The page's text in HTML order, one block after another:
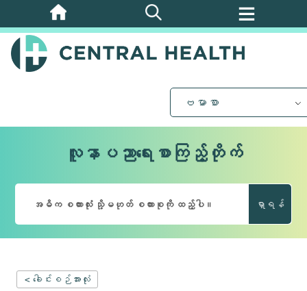
အဓိက
အကြောင်းအရာ
သို့
ဗမာစာ
လူနာပညာရေးစာကြည့်တိုက်
ရှာရန်
< ခေါင်းစဉ်အားလုံး